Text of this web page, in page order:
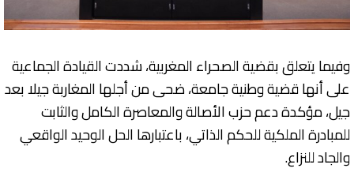
وفيما يتعلق بقضية الصحراء المغربية، شددت القيادة الجماعية
على أنها قضية وطنية جامعة، ضحى من أجلها المغاربة جيلا بعد
جيل، مؤكدة دعم حزب الأصالة والمعاصرة الكامل والثابت
للمبادرة الملكية للحكم الذاتي، باعتبارها الحل الوحيد الواقعي
والجاد للنزاع.